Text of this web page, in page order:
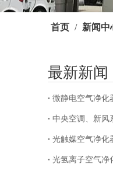
首页 / 新闻中
最新新闻
微静电空气净化